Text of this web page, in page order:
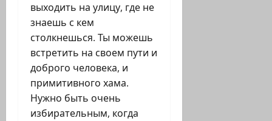
выходить на улицу, где не
знаешь с кем
столкнешься. Ты можешь
встретить на своем пути и
доброго человека, и
примитивного хама.
Нужно быть очень
избирательным, когда